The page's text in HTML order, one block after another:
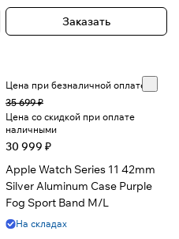
Заказать
Цена при безналичной оплате
35 699 ₽
Цена со скидкой при оплате
наличными
30 999 ₽
Apple Watch Series 11 42mm
Silver Aluminum Case Purple
Fog Sport Band M/L
На складах